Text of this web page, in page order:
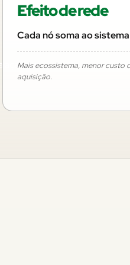
ação que
Efeito de rede
Cada nó soma ao sistema
Mais ecossistema, menor custo
aquisição.